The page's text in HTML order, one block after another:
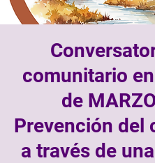
comunitario
de
Prevención del
a través de